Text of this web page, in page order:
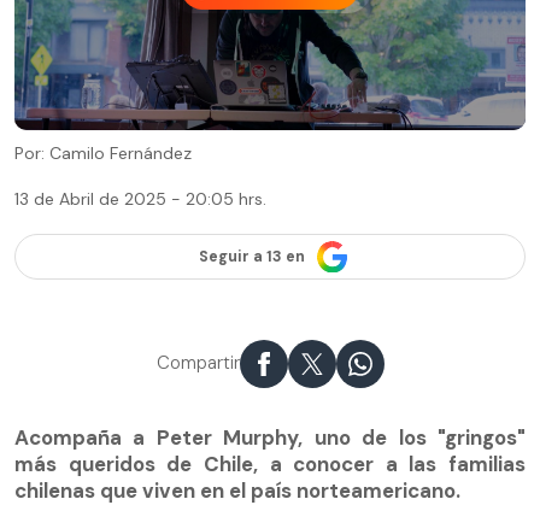
Por: Camilo Fernández
13 de Abril de 2025 - 20:05 hrs.
Seguir a 13 en
Compartir
Acompaña a Peter Murphy, uno de los "gringos"
más queridos de Chile, a conocer a las familias
chilenas que viven en el país norteamericano.